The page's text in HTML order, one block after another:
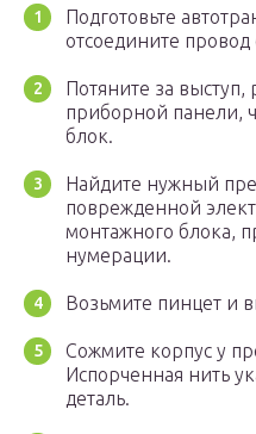
Подготовьте
отсоедините провод
Потяните за
приборной панели,
блок.
Найдите нужный
поврежденной
монтажного блока,
нумерации.
Возьмите пинцет и
Сожмите корпус у
Испорченная нить
деталь.